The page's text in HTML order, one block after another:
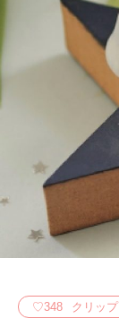
♡348 クリップ